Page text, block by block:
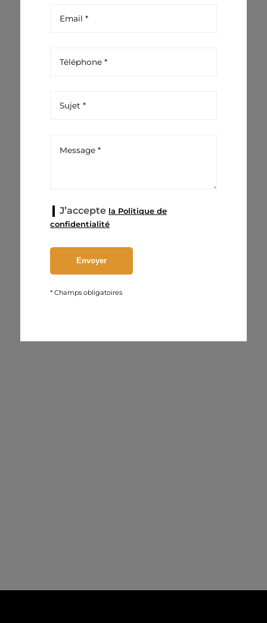
J’accepte la Politique de
confidentialité
* Champs obligatoires